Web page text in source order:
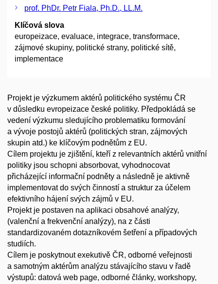
prof. PhDr. Petr Fiala, Ph.D., LL.M.
Klíčová slova
europeizace, evaluace, integrace, transformace,
zájmové skupiny, politické strany, politické sítě,
implementace
Projekt je výzkumem aktérů politického systému ČR
v důsledku evropeizace české politiky. Předpokládá se
vedení výzkumu sledujícího problematiku formování
a vývoje postojů aktérů (politických stran, zájmových
skupin atd.) ke klíčovým podnětům z EU.
Cílem projektu je zjištění, kteří z relevantních aktérů vnitřní
politiky jsou schopni absorbovat, vyhodnocovat
přicházející informační podněty a následně je aktivně
implementovat do svých činností a struktur za účelem
efektivního hájení svých zájmů v EU.
Projekt je postaven na aplikaci obsahové analýzy,
(valenční a frekvenční analýzy), na z části
standardizovaném dotazníkovém šetření a případových
studiích.
Cílem je poskytnout exekutivě ČR, odborné veřejnosti
a samotným aktérům analýzu stávajícího stavu v řadě
výstupů: datová web page, odborné články, workshopy,